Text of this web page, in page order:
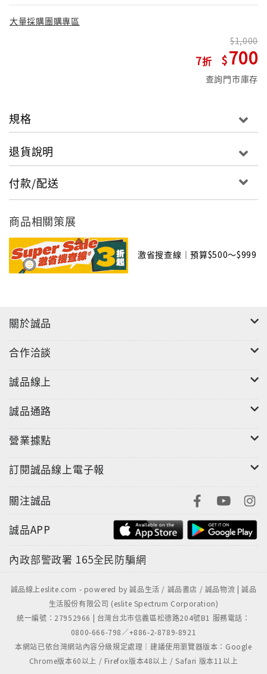
大量採購團購專區
7
1,000
700
查詢門市庫存
規格
退貨說明
付款/配送
商品相關策展
激省搜查線｜預算$500～$999
關於誠品
合作洽談
誠品線上
誠品通路
營業據點
訂閱誠品線上電子報
關注誠品
誠品APP
內政部警政署 165全民防騙網
誠品線上eslite.com - powered by 誠品生活 / 誠品書店 / 誠品物流 | 誠品
生活股份有限公司 (eslite Spectrum Corporation)
統一編號：27952966 | 台灣台北市信義區松德路204號B1 服務電話：
0800-666-798／+886-2-8789-8921
本網站已依台灣網站內容分級規定處理｜建議使用瀏覽器版本：Google
Chrome版本60以上 / Firefox版本48以上 / Safari 版本11以上